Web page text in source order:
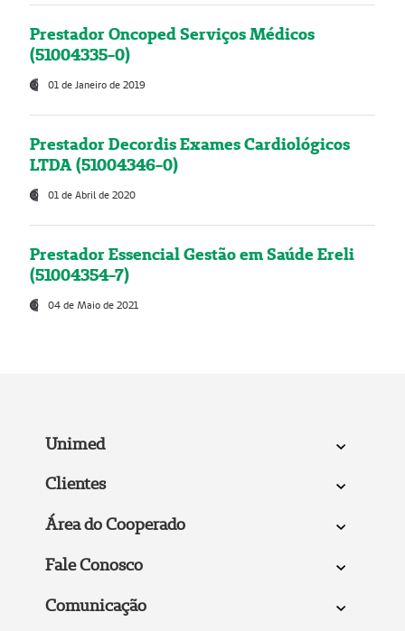
Prestador Oncoped Serviços Médicos
(51004335-0)
01 de Janeiro de 2019
Prestador Decordis Exames Cardiológicos
LTDA (51004346-0)
01 de Abril de 2020
Prestador Essencial Gestão em Saúde Ereli
(51004354-7)
04 de Maio de 2021
Unimed
Clientes
Área do Cooperado
Fale Conosco
Comunicação